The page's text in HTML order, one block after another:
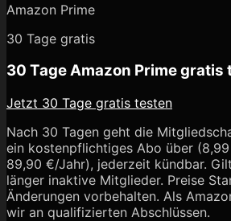
Amazon Prime
30 Tage gratis
30 Tage Amazon Prime gratis
Jetzt 30 Tage gratis testen
Nach 30 Tagen geht die
ein kostenpflichtiges Abo über
89,90 €/Jahr), jederzeit kündbar.
länger inaktive Mitglieder. Preise
Änderungen vorbehalten. Als
wir an qualifizierten Abschlüssen.